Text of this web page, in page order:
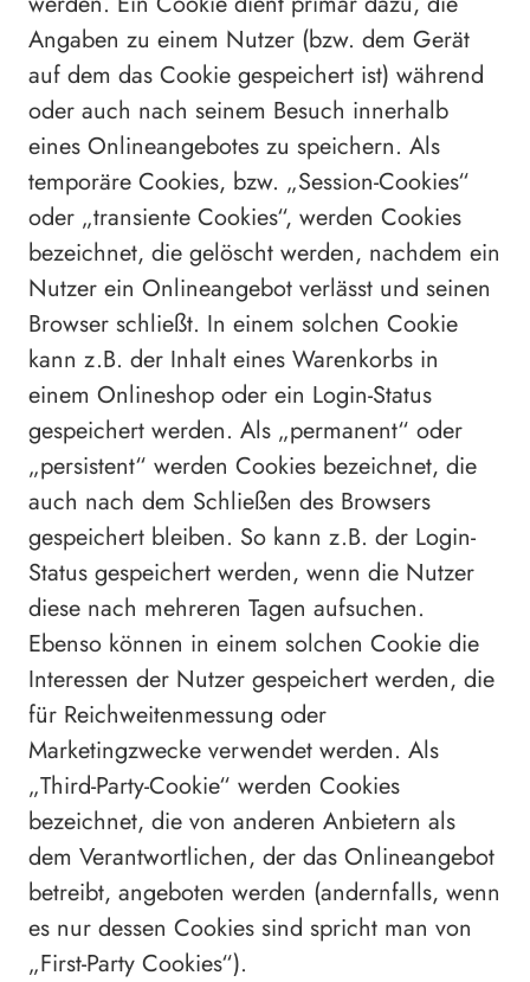
Angaben zu einem Nutzer (bzw. dem Gerät
auf dem das Cookie gespeichert ist) während
oder auch nach seinem Besuch innerhalb
eines Onlineangebotes zu speichern. Als
temporäre Cookies, bzw. „Session-Cookies“
oder „transiente Cookies“, werden Cookies
bezeichnet, die gelöscht werden, nachdem ein
Nutzer ein Onlineangebot verlässt und seinen
Browser schließt. In einem solchen Cookie
kann z.B. der Inhalt eines Warenkorbs in
einem Onlineshop oder ein Login-Status
gespeichert werden. Als „permanent“ oder
„persistent“ werden Cookies bezeichnet, die
auch nach dem Schließen des Browsers
gespeichert bleiben. So kann z.B. der Login-
Status gespeichert werden, wenn die Nutzer
diese nach mehreren Tagen aufsuchen.
Ebenso können in einem solchen Cookie die
Interessen der Nutzer gespeichert werden, die
für Reichweitenmessung oder
Marketingzwecke verwendet werden. Als
„Third-Party-Cookie“ werden Cookies
bezeichnet, die von anderen Anbietern als
dem Verantwortlichen, der das Onlineangebot
betreibt, angeboten werden (andernfalls, wenn
es nur dessen Cookies sind spricht man von
„First-Party Cookies“).